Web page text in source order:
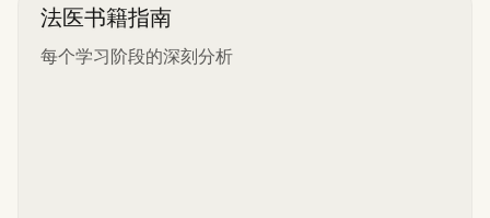
法医书籍指南
每个学习阶段的深刻分析